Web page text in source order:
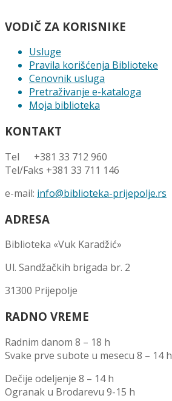
VODIČ ZA KORISNIKE
Usluge
Pravila korišćenja Biblioteke
Cenovnik usluga
Pretraživanje e-kataloga
Moja biblioteka
KONTAKT
Tel +381 33 712 960
Tel/Faks +381 33 711 146
e-mail: info@biblioteka-prijepolje.rs
ADRESA
Biblioteka «Vuk Karadžić»
Ul. Sandžačkih brigada br. 2
31300 Prijepolje
RADNO VREME
Radnim danom 8 – 18 h
Svake prve subote u mesecu 8 – 14 h
Dečije odeljenje 8 – 14 h
Ogranak u Brodarevu 9-15 h